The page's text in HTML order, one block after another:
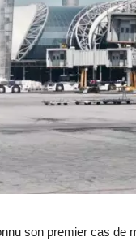
son premier cas de